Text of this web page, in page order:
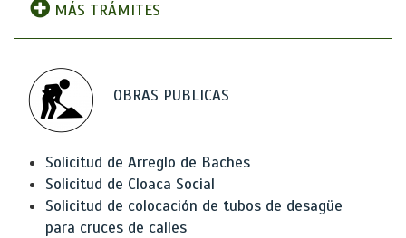
MÁS TRÁMITES
OBRAS PUBLICAS
Solicitud de Arreglo de Baches
Solicitud de Cloaca Social
Solicitud de colocación de tubos de desagüe
para cruces de calles